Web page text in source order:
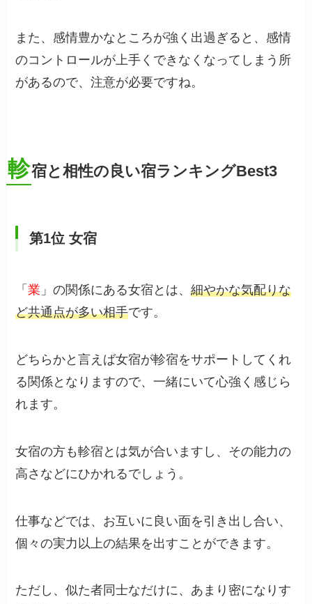
また、感情豊かなところが強く出過ぎると、感情
のコントロールが上手くできなくなってしまう所
があるので、注意が必要ですね。
軫宿と相性の良い宿ランキングBest3
第1位 女宿
「業 」の関係にある女宿とは、細やかな気配りな
ど共通点が多い相手です。
どちらかと言えば女宿が軫宿をサポートしてくれ
る関係となりますので、一緒にいて心強く感じら
れます。
女宿の方も軫宿とは気が合いますし、その能力の
高さなどにひかれるでしょう。
仕事などでは、お互いに良い面を引き出し合い、
個々の実力以上の結果を出すことができます。
ただし、似た者同士なだけに、あまり密になりす